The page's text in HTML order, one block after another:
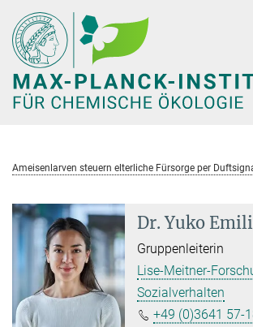
Hauptinhalt
Ameisenlarven steuern elterliche Fürsorge per
Dr. Yuko
Gruppenleiterin
Lise-Meitner-
Sozialverhalten
+49 (0)3641 57-